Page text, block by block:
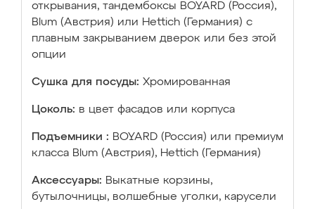
открывания, тандембоксы BOYARD (Россия),
Blum (Австрия) или Hettich (Германия) с
плавным закрыванием дверок или без этой
опции
Сушка для посуды: Хромированная
Цоколь: в цвет фасадов или корпуса
Подъемники : BOYARD (Россия) или премиум
класса Blum (Австрия), Hettich (Германия)
Аксессуары: Выкатные корзины,
бутылочницы, волшебные уголки, карусели